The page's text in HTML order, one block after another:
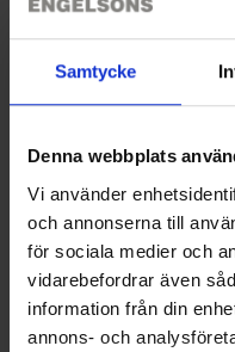
Samtycke
Denna webbplats
Vi använder
och annonserna till
för sociala medier och
vidarebefordrar även
information från din
annons- och
Miesten T-paita
High Mountain
6393
Alk.32 €
Arvio: 4.5 5:sta